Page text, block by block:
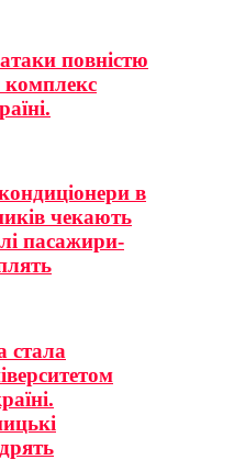
повністю
комплекс
в
чекають
пасажири-
стала